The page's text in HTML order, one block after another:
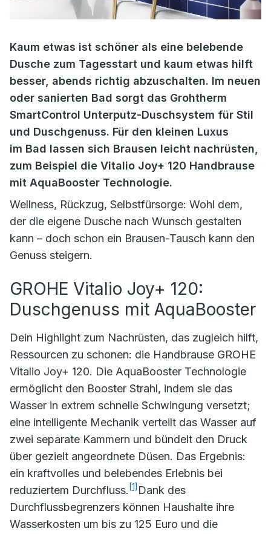
Kaum etwas ist schöner als eine belebende
Dusche zum Tagesstart und kaum etwas hilft
besser, abends richtig abzuschalten. Im neuen
oder sanierten Bad sorgt das Grohtherm
SmartControl Unterputz-Duschsystem für Stil
und Duschgenuss. Für den kleinen Luxus
im Bad lassen sich Brausen leicht nachrüsten,
zum Beispiel die Vitalio Joy+ 120 Handbrause
mit AquaBooster Technologie.
Wellness, Rückzug, Selbstfürsorge: Wohl dem,
der die eigene Dusche nach Wunsch gestalten
kann – doch schon ein Brausen-Tausch kann den
Genuss steigern.
GROHE Vitalio Joy+ 120:
Duschgenuss mit AquaBooster
Dein Highlight zum Nachrüsten, das zugleich hilft,
Ressourcen zu schonen: die Handbrause GROHE
Vitalio Joy+ 120. Die AquaBooster Technologie
ermöglicht den Booster Strahl, indem sie das
Wasser in extrem schnelle Schwingung versetzt;
eine intelligente Mechanik verteilt das Wasser auf
zwei separate Kammern und bündelt den Druck
über gezielt angeordnete Düsen. Das Ergebnis:
ein kraftvolles und belebendes Erlebnis bei
reduziertem Durchfluss. [1] Dank des
Durchflussbegrenzers können Haushalte ihre
Wasserkosten um bis zu 125 Euro und die